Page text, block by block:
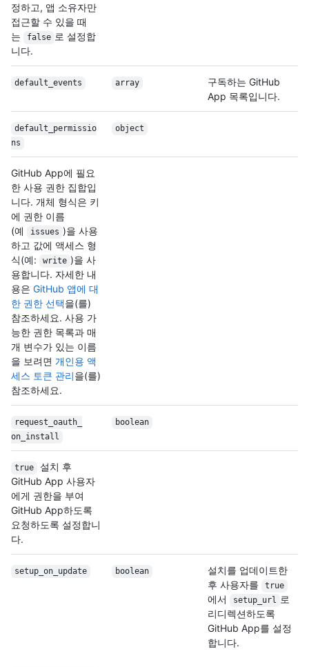
정하고, 앱 소유자만
접근할 수 있을 때
는
false 로 설정합
니다.
default_events array 구독하는 GitHub
App 목록입니다.
default_permissio
ns
object
GitHub App에 필요
한 사용 권한 집합입
니다. 개체 형식은 키
에 권한 이름
(예
issues )을 사용
하고 값에 액세스 형
식(예:
write )을 사
용합니다. 자세한 내
용은 GitHub 앱에 대
한 권한 선택을(를)
참조하세요. 사용 가
능한 권한 목록과 매
개 변수가 있는 이름
을 보려면 개인용 액
세스 토큰 관리을(를)
참조하세요.
request_oauth_
on_install
boolean
true
설치 후
GitHub App 사용자
에게 권한을 부여
GitHub App하도록
요청하도록 설정합니
다.
setup_on_update boolean
설치를 업데이트한
후 사용자를
true
에서 setup_url 로
리디렉션하도록
GitHub App를 설정
합니다.